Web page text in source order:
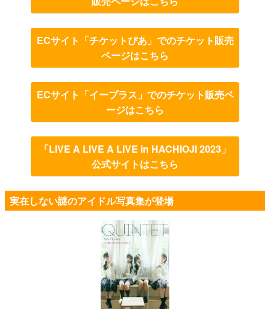
ECサイト「チケットぴあ」でのチケット販売
ページはこちら
ECサイト「イープラス」でのチケット販売ペ
ージはこちら
「LIVE A LIVE A LIVE in HACHIOJI 2023」
公式サイトはこちら
実在しない謎のアイドル写真集が登場